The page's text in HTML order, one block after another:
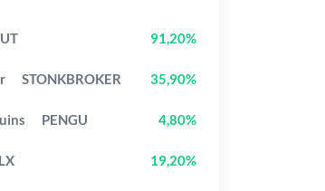
91,20%
STONKBROKER 35,90%
PENGU 4,80%
19,20%